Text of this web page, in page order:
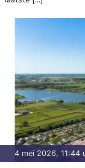
4 mei 2026, 11:44